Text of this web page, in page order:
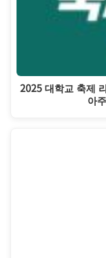
2025 대학교 축제
아